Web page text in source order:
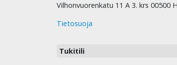
Vilhonvuorenkatu 11 A 3. krs 00500
Tietosuoja
Tukitili